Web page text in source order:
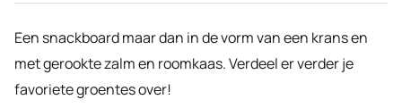
Een snackboard maar dan in de vorm van een krans en
met gerookte zalm en roomkaas. Verdeel er verder je
favoriete groentes over!